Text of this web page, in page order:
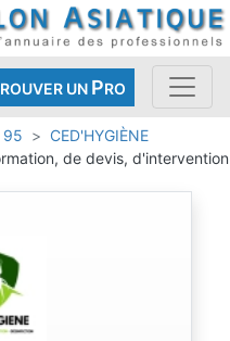
ROUVER UN PRO
95
CED'HYGIÈNE
de devis, d'intervention